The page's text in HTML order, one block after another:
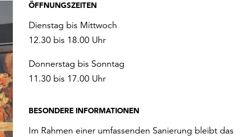
ÖFFNUNGSZEITEN
Dienstag bis Mittwoch
12.30 bis 18.00 Uhr
Donnerstag bis Sonntag
11.30 bis 17.00 Uhr
BESONDERE INFORMATIONEN
Im Rahmen einer umfassenden Sanierung bleibt das